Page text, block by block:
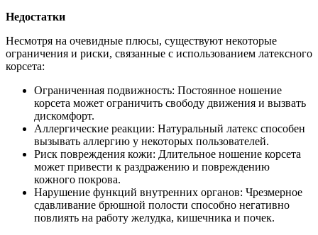
Недостатки
Несмотря на очевидные плюсы, существуют некоторые
ограничения и риски, связанные с использованием латексного
корсета:
Ограниченная подвижность: Постоянное ношение
корсета может ограничить свободу движения и вызвать
дискомфорт.
Аллергические реакции: Натуральный латекс способен
вызывать аллергию у некоторых пользователей.
Риск повреждения кожи: Длительное ношение корсета
может привести к раздражению и повреждению
кожного покрова.
Нарушение функций внутренних органов: Чрезмерное
сдавливание брюшной полости способно негативно
повлиять на работу желудка, кишечника и почек.